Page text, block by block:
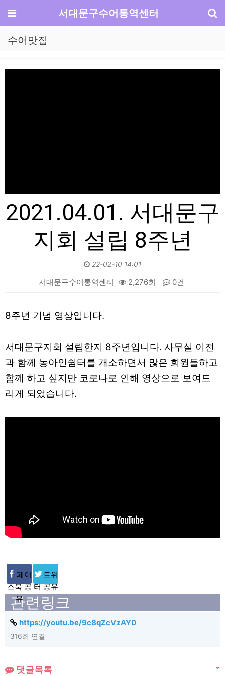
메뉴 서대문구수어통역센터
수어맛집
2021.04.01. 서대문구
지회 설립 8주년
22-02-10 14:01
서대문구수어통역센터 2,276회 0건
본문
8주년 기념 영상입니다.
서대문구지회 설립한지 8주년입니다. 사무실 이전
과 함께 농아인쉼터를 개소하면서 많은 회원들하고
함께 하고 싶지만 코로나로 인해 영상으로 보여드
리게 되었습니다.
페이
스북 공
유
트위
터 공유
관련링크
https://youtu.be/9c8qZcVzAY0
316회 연결
댓글목록